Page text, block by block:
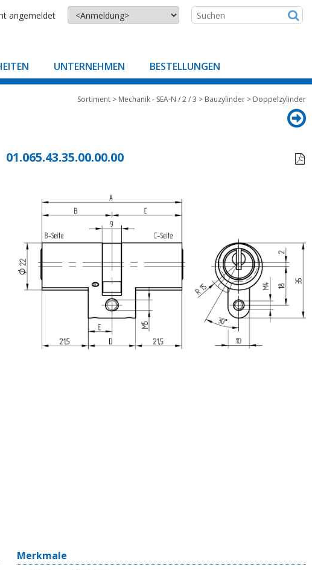
angemeldet
UNTERNEHMEN BESTELLUNGEN
Sortiment > Mechanik - SEA-N / 2 / 3 > Bauzylinder > Doppelzylinder
01.065.43.35.00.00.00

Merkmale